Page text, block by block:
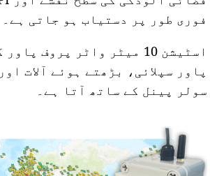
فوری طور پر دستیاب ہو جاتی ہے۔
پاور سپلائی، بڑھتے ہوئے آلات
سولر پینل کے ساتھ آتا ہے۔